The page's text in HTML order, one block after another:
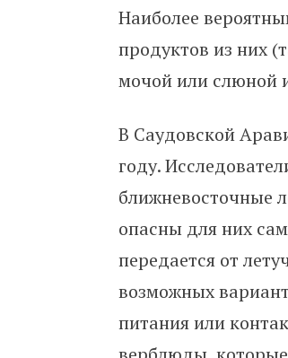
Наиболее
продуктов из них
мочой или слюной
В Саудовской
году.
ближневосточные
опасны для них
передается от
возможных
питания или